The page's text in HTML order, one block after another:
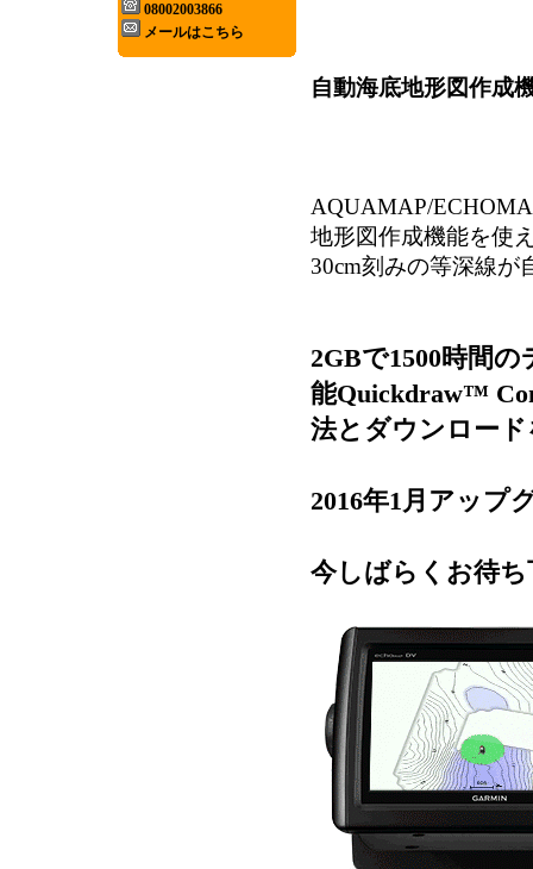
08002003866
メールはこちら
自動海底地形図作
AQUAMAP/
地形図作成機能を使
30cm刻みの等深線が
2GBで1500時間
能Quickdraw™
法とダウンロー
2016年1月アップ
今しばらくお待